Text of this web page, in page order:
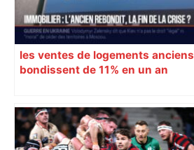
les ventes de logements anciens
bondissent de 11% en un an